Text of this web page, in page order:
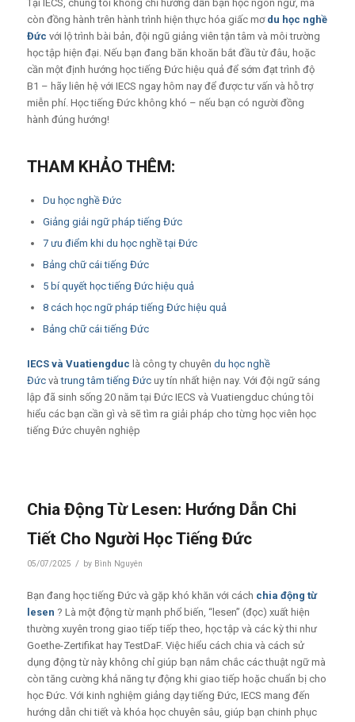
Tại IECS, chúng tôi không chỉ hướng dẫn bạn học ngôn ngữ, mà
còn đồng hành trên hành trình hiện thực hóa giấc mơ du học nghề
Đức với lộ trình bài bản, đội ngũ giảng viên tận tâm và môi trường
học tập hiện đại. Nếu bạn đang băn khoăn bắt đầu từ đâu, hoặc
cần một định hướng học tiếng Đức hiệu quả để sớm đạt trình độ
B1 – hãy liên hệ với IECS ngay hôm nay để được tư vấn và hỗ trợ
miễn phí. Học tiếng Đức không khó – nếu bạn có người đồng
hành đúng hướng!
THAM KHẢO THÊM:
Du học nghề Đức
Giảng giải ngữ pháp tiếng Đức
7 ưu điểm khi du học nghề tại Đức
Bảng chữ cái tiếng Đức
5 bí quyết học tiếng Đức hiệu quả
8 cách học ngữ pháp tiếng Đức hiệu quả
Bảng chữ cái tiếng Đức
IECSvà Vuatiengduc là công ty chuyên du học nghề
Đứcvàtrung tâm tiếng Đứcuy tín nhất hiện nay. Với đội ngữ sáng
lập đã sinh sống 20 năm tại Đức IECS và Vuatiengduc chúng tôi
hiểu các bạn cần gì và sẽ tìm ra giải pháp cho từng học viên học
tiếng Đức chuyên nghiệp
Chia Động Từ Lesen: Hướng Dẫn Chi
Tiết Cho Người Học Tiếng Đức
05/07/2025 / by Bình Nguyên
Bạn đang học tiếng Đức và gặp khó khăn với cách chia động từ
lesen ? Là một động từ mạnh phổ biến, “lesen” (đọc) xuất hiện
thường xuyên trong giao tiếp tiếp theo, học tập và các kỳ thi như
Goethe-Zertifikat hay TestDaF. Việc hiểu cách chia và cách sử
dụng động từ này không chỉ giúp bạn nắm chắc các thuật ngữ mà
còn tăng cường khả năng tự động khi giao tiếp hoặc chuẩn bị cho
học Đức. Với kinh nghiệm giảng dạy tiếng Đức, IECS mang đến
hướng dẫn chi tiết và khóa học chuyên sâu, giúp bạn chinh phục